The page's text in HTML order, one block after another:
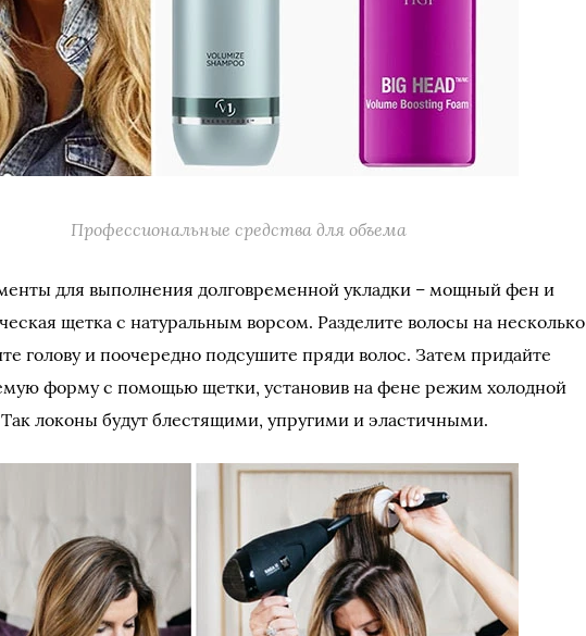
Профессиональные средства для объема
для выполнения долговременной укладки – мощный фен и
щетка с натуральным ворсом. Разделите волосы на несколько
голову и поочередно подсушите пряди волос. Затем придайте
форму с помощью щетки, установив на фене режим холодной
Так локоны будут блестящими, упругими и эластичными.